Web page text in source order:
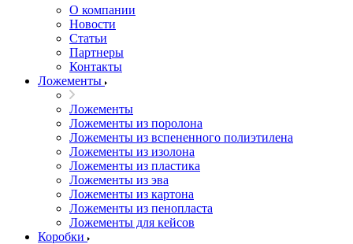
О компании
Новости
Статьи
Партнеры
Контакты
Ложементы
Ложементы
Ложементы из поролона
Ложементы из вспененного полиэтилена
Ложементы из изолона
Ложементы из пластика
Ложементы из эва
Ложементы из картона
Ложементы из пенопласта
Ложементы для кейсов
Коробки